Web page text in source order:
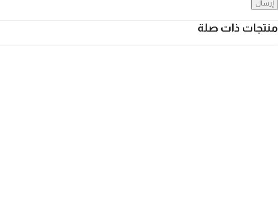
منتجات ذات صلة